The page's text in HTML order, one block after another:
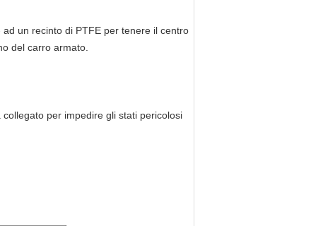
un recinto di PTFE per tenere il centro
del carro armato.
per impedire gli stati pericolosi